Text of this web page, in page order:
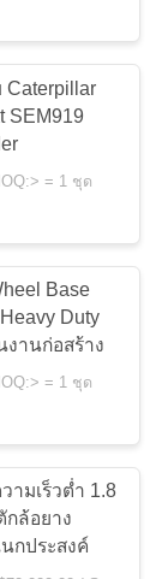
268
236
Caterpillar
SEM919
= 1 ชุด
Base
Duty
งานก่อสร้าง
= 1 ชุด
ามเร็วต่ำ 1.8
กล้อยาง
กประสงค์